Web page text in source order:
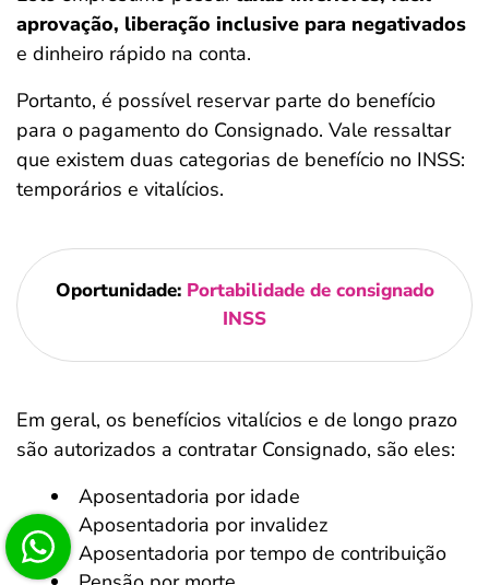
aprovação, liberação inclusive para negativados
e dinheiro rápido na conta.
Portanto, é possível reservar parte do benefício
para o pagamento do Consignado. Vale ressaltar
que existem duas categorias de benefício no INSS:
temporários e vitalícios.
Oportunidade: Portabilidade de consignado
INSS
Em geral, os benefícios vitalícios e de longo prazo
são autorizados a contratar Consignado, são eles:
Aposentadoria por idade
Aposentadoria por invalidez
Aposentadoria por tempo de contribuição